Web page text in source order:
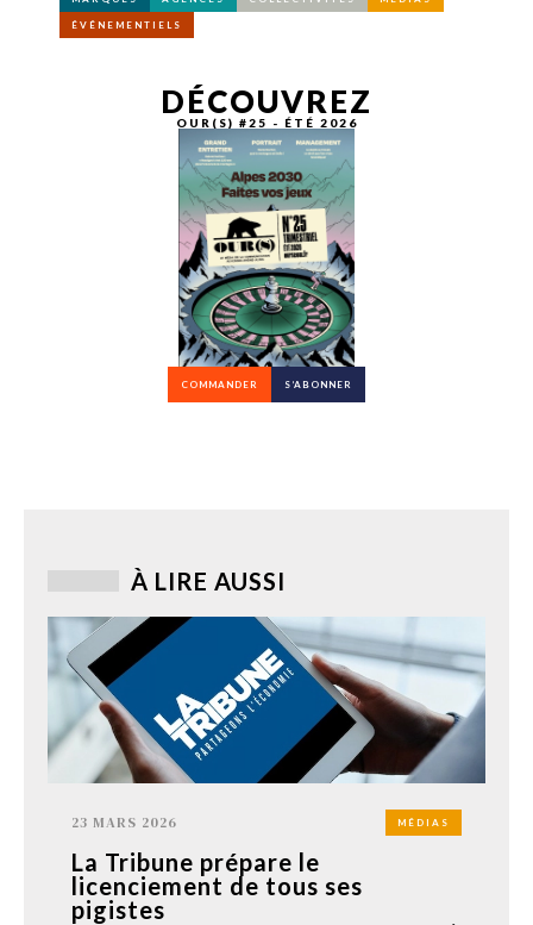
ÉVÉNEMENTIELS
DÉCOUVREZ
OUR(S) #25 - ÉTÉ 2026
COMMANDER S’ABONNER
À LIRE AUSSI
23 MARS 2026 MÉDIAS
La Tribune prépare le
licenciement de tous ses
pigistes